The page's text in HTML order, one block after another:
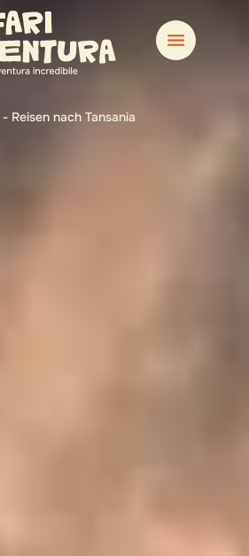
- Reisen nach Tansania